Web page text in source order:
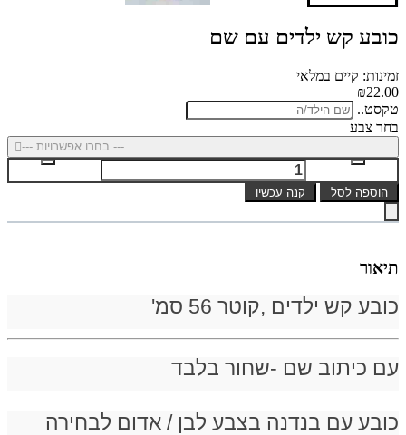
כובע קש ילדים עם שם
זמינות: קיים במלאי
₪22.00
טקסט..
בחר צבע
--- בחרו אפשרויות ---
הוספה לסל קנה עכשיו
תיאור
כובע קש ילדים ,קוטר 56 סמ'
עם כיתוב שם -שחור בלבד
כובע עם בנדנה בצבע לבן / אדום לבחירה